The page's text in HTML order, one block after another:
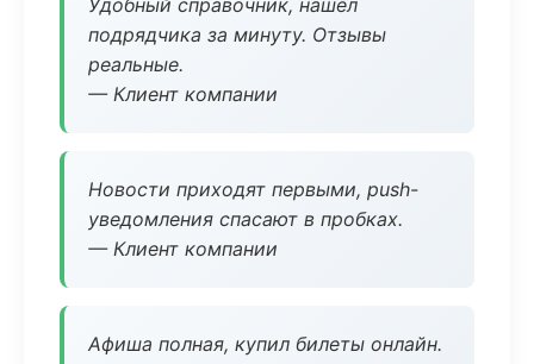
Удобный справочник, нашёл
подрядчика за минуту. Отзывы
реальные.
— Клиент компании
Новости приходят первыми, push-
уведомления спасают в пробках.
— Клиент компании
Афиша полная, купил билеты онлайн.